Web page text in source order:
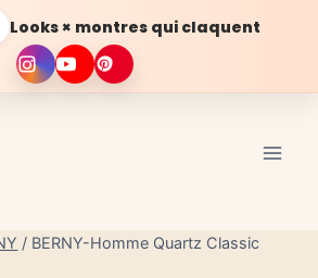
Looks × montres qui claquent
/ BERNY-Homme Quartz Classic